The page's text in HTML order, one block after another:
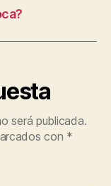
será publicada.
con *